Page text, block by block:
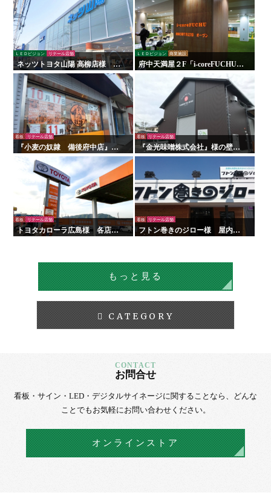
ＬＥＤビジョン リテール店舗
ネッツトヨタ山陽 高柳店様 看
板・サイン
ＬＥＤビジョン 商業施設
府中天満屋２F「i-coreFUCHU」
様 LED木目ウォール 他
看板 リテール店舗
『小麦の奴隷 備後府中店』様
の壁面看板の施工を行いまし
看板 リテール店舗
『金光味噌株式会社』様の壁面
看板の施工を行いました！
看板 リテール店舗
トヨタカローラ広島様 各店舗
サイン工事
看板 リテール店舗
フトン巻きのジロー様 屋内外
看板・サイン
もっと見る
CATEGORY
お問合せ
看板・サイン・LED・デジタルサイネージに関することなら、
どんな
ことでもお気軽にお問い合わせください。
オンラインストア